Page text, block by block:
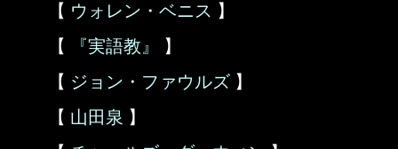
【 ウォレン・ベニス 】
【
『実語教』
】
【 ジョン・ファウルズ 】
【 山田泉 】